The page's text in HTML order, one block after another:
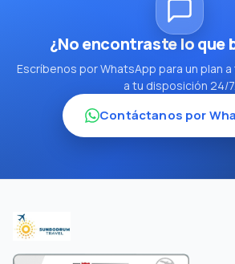
¿No encontraste lo que
Escríbenos por WhatsApp para un plan
a tu disposición 24/7.
Contáctanos por